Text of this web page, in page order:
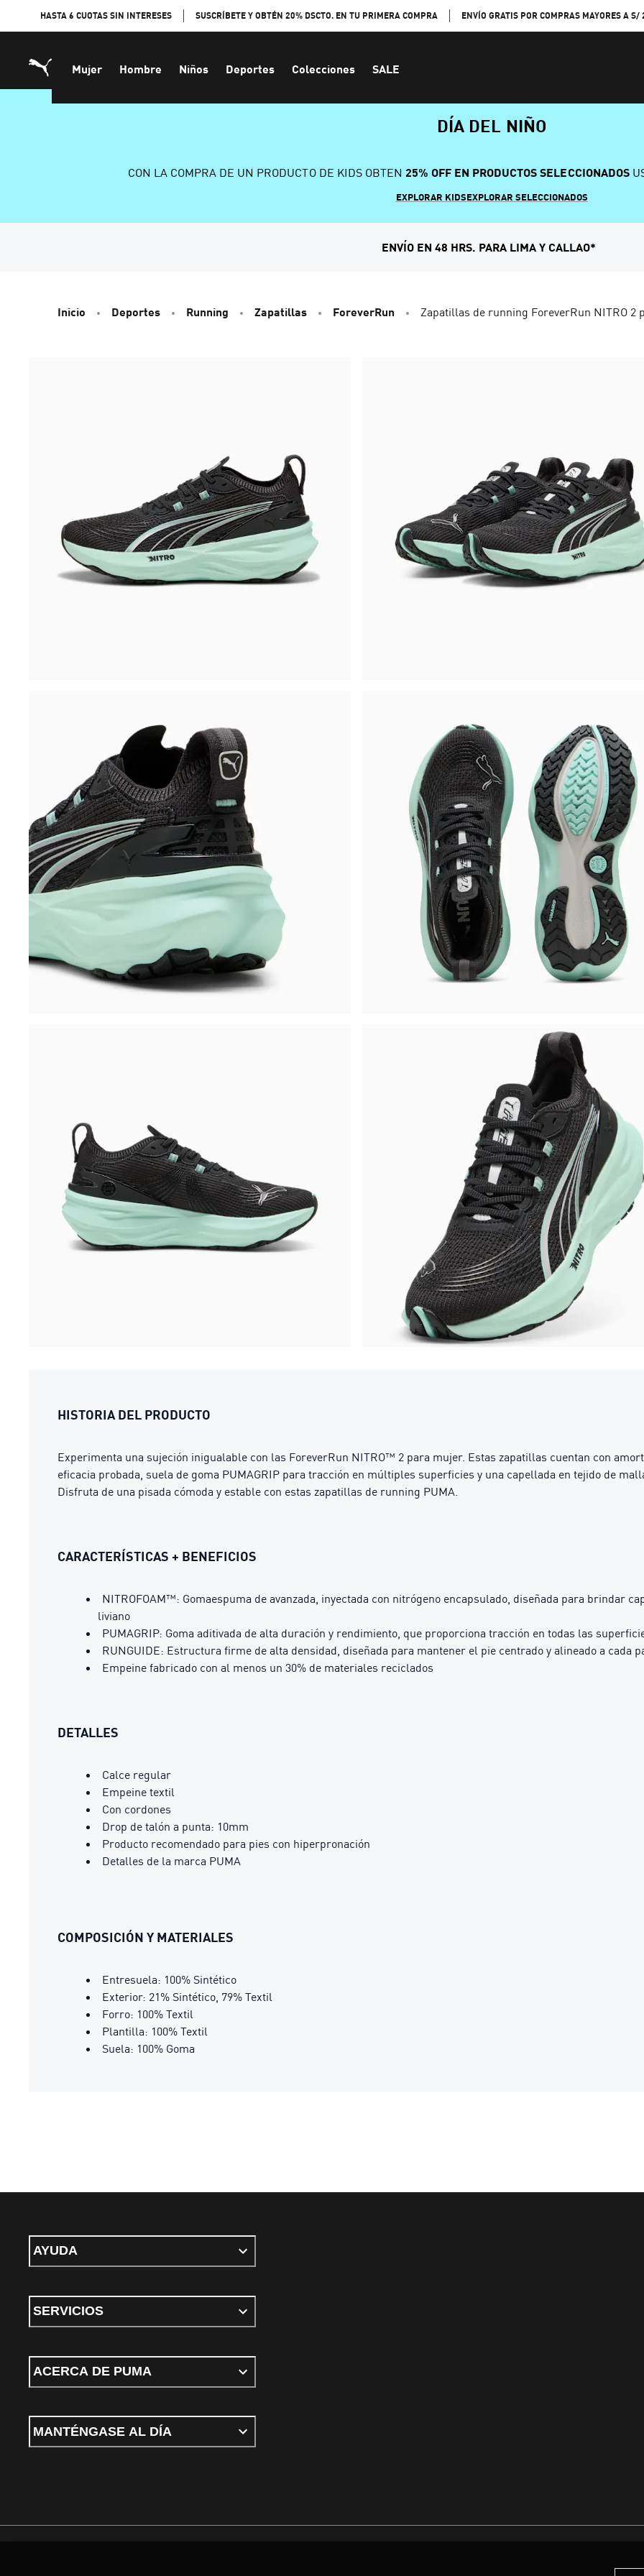
HASTA 6 CUOTAS SIN INTERESES SUSCRÍBETE Y OBTÉN 20% DSCTO. EN TU PRIMERA COMPRA ENVÍO GRATIS POR COMPRAS MAYORES A S/
Mujer Hombre Niños Deportes Colecciones SALE
DÍA DEL NIÑO
CON LA COMPRA DE UN PRODUCTO DE KIDS OBTEN 25% OFF EN PRODUCTOS SELECCIONADOS
EXPLORAR KIDSEXPLORAR SELECCIONADOS
ENVÍO EN 48 HRS. PARA LIMA Y CALLAO*
Inicio Deportes Running Zapatillas ForeverRun Zapatillas de running ForeverRun NITRO 2
HISTORIA DEL PRODUCTO
Experimenta una sujeción inigualable con las ForeverRun NITRO™ 2 para mujer. Estas zapatillas cuentan con
eficacia probada, suela de goma PUMAGRIP para tracción en múltiples superficies y una capellada en tejido de
Disfruta de una pisada cómoda y estable con estas zapatillas de running PUMA.
CARACTERÍSTICAS + BENEFICIOS
NITROFOAM™: Gomaespuma de avanzada, inyectada con nitrógeno encapsulado, diseñada para brindar
liviano
PUMAGRIP: Goma aditivada de alta duración y rendimiento, que proporciona tracción en todas las
RUNGUIDE: Estructura firme de alta densidad, diseñada para mantener el pie centrado y alineado a cada
Empeine fabricado con al menos un 30% de materiales reciclados
DETALLES
Calce regular
Empeine textil
Con cordones
Drop de talón a punta: 10mm
Producto recomendado para pies con hiperpronación
Detalles de la marca PUMA
COMPOSICIÓN Y MATERIALES
Entresuela: 100% Sintético
Exterior: 21% Sintético, 79% Textil
Forro: 100% Textil
Plantilla: 100% Textil
Suela: 100% Goma
AYUDA
SERVICIOS
ACERCA DE PUMA
MANTÉNGASE AL DÍA